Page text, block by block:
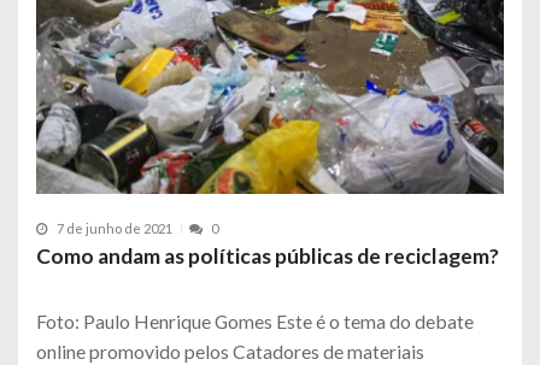
7 de junho de 2021 0
Como andam as políticas públicas de reciclagem?
Foto: Paulo Henrique Gomes Este é o tema do debate
online promovido pelos Catadores de materiais